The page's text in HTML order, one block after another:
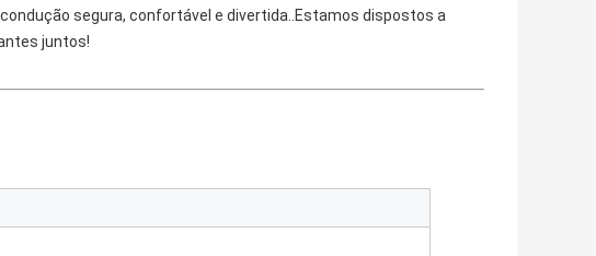
segura, confortável e divertida..Estamos dispostos a
juntos!